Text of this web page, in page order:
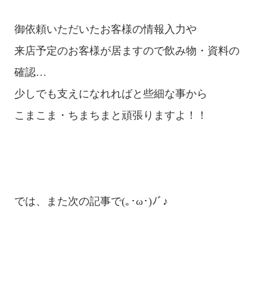
御依頼いただいたお客様の情報入力や
来店予定のお客様が居ますので飲み物・資料の
確認…
少しでも支えになれればと些細な事から
こまこま・ちまちまと頑張りますよ！！
では、また次の記事で(｡･ω･)ﾉﾞ♪